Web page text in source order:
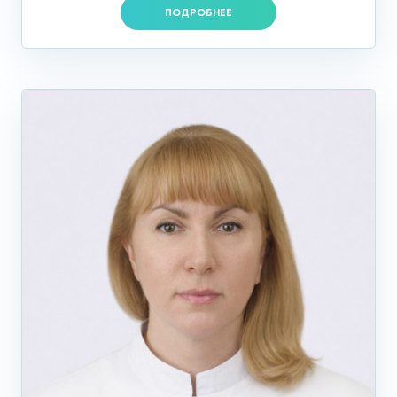
Цистоскопия (осмотр внутренней поверхности
мочевого пузыря).
Эндоскопия на Ленинском является диагностической и
производит забор материала на патологическом участке
и отправляет его для дальнейшего цитологического и
гистологического исследования. Во время
эндоскопического исследования можно выполнять
хирургические манипуляции (удаление полипов).
Что выявляет
эндоскопическое
исследование на Ленинском
ПОДРОБНЕЕ